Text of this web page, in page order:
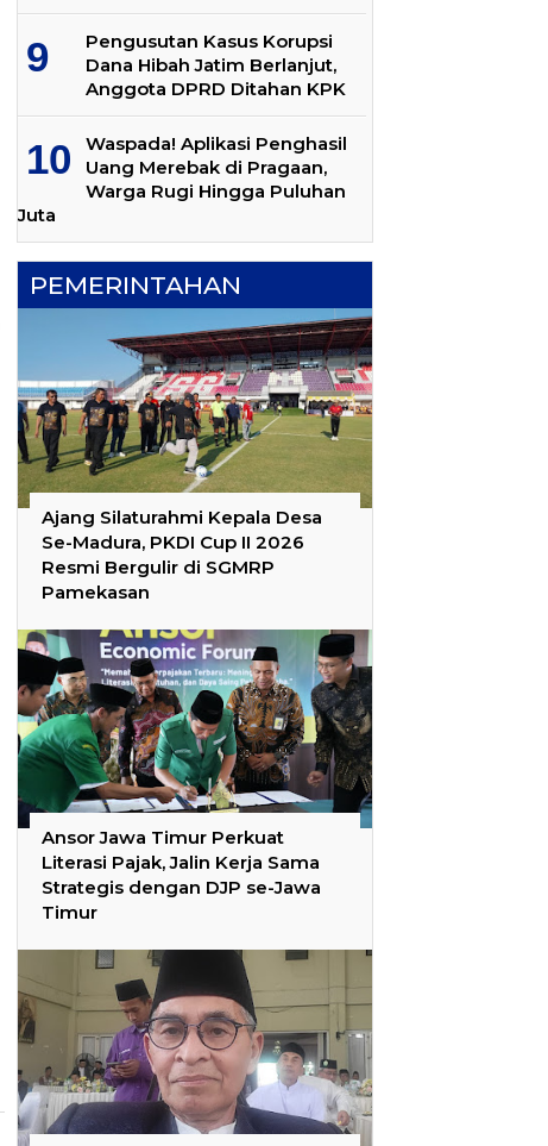
Pengusutan Kasus Korupsi
Dana Hibah Jatim Berlanjut,
Anggota DPRD Ditahan KPK
Waspada! Aplikasi Penghasil
Uang Merebak di Pragaan,
Warga Rugi Hingga Puluhan
Juta
PEMERINTAHAN
Ajang Silaturahmi Kepala Desa
Se-Madura, PKDI Cup II 2026
Resmi Bergulir di SGMRP
Pamekasan
Ansor Jawa Timur Perkuat
Literasi Pajak, Jalin Kerja Sama
Strategis dengan DJP se-Jawa
Timur